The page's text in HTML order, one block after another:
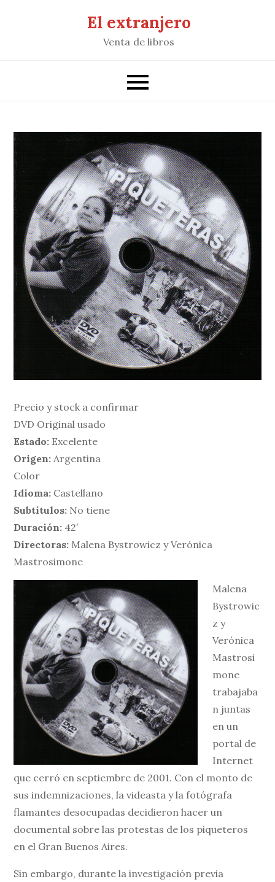
El extranjero
Venta de libros
Precio y stock a confirmar
DVD Original usado
Estado: Excelente
Origen: Argentina
Color
Idioma: Castellano
Subtítulos: No tiene
Duración: 42′
Directoras: Malena Bystrowicz y Verónica
Mastrosimone
Malena
Bystrowic
z y
Verónica
Mastrosi
mone
trabajaba
n juntas
en un
portal de
Internet
que cerró en septiembre de 2001. Con el monto de
sus indemnizaciones, la videasta y la fotógrafa
flamantes desocupadas decidieron hacer un
documental sobre las protestas de los piqueteros
en el Gran Buenos Aires.
Sin embargo, durante la investigación previa